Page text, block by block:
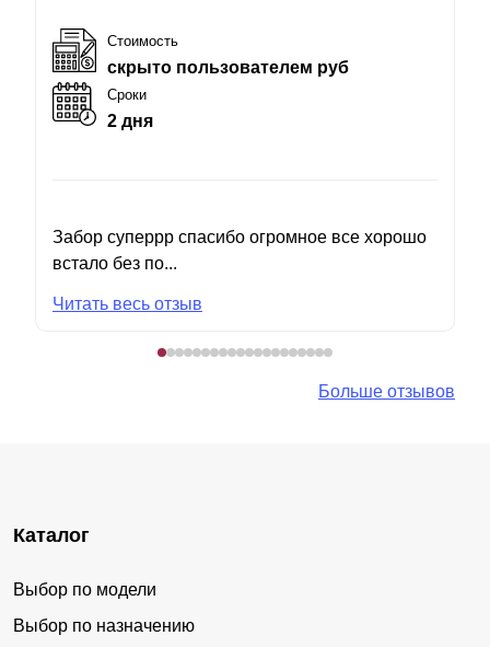
Стоимость
скрыто пользователем руб
Сроки
2 дня
Забор суперрр спасибо огромное все хорошо
встало без по...
Читать весь отзыв
Больше отзывов
Каталог
Выбор по модели
Выбор по назначению